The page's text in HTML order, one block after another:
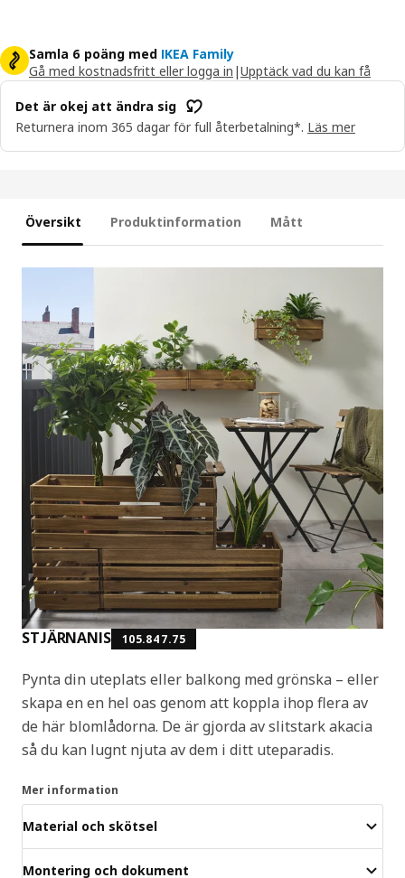
Samla 6 poäng med IKEA Family
Gå med kostnadsfritt eller logga in |Upptäck vad du kan få
Det är okej att ändra sig
Returnera inom 365 dagar för full återbetalning*. Läs mer
Översikt Produktinformation Mått
STJÄRNANIS 105.847.75
Pynta din uteplats eller balkong med grönska – eller
skapa en en hel oas genom att koppla ihop flera av
de här blomlådorna. De är gjorda av slitstark akacia
så du kan lugnt njuta av dem i ditt uteparadis.
Mer information
Material och skötsel
Montering och dokument